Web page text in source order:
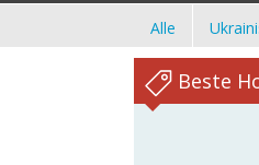
Alle
Beste